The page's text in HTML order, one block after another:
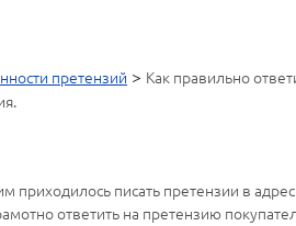
претензий > Как правильно
приходилось писать претензии в
ответить на претензию